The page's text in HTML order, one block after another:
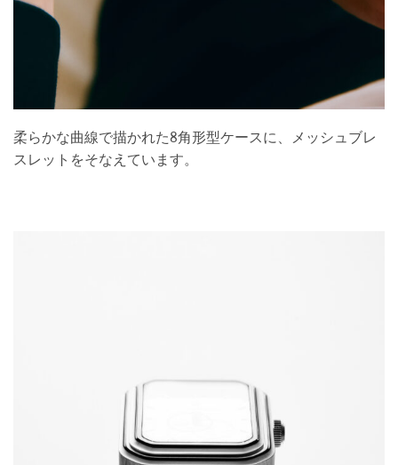
柔らかな曲線で描かれた8角形型ケースに、メッシュブレ
スレットをそなえています。